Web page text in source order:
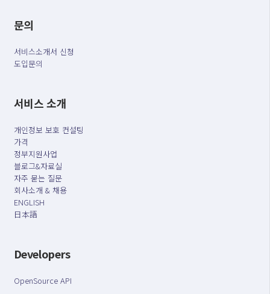
문의
서비스소개서 신청
도입문의
서비스 소개
개인정보 보호 컨설팅
가격
정부지원사업
블로그&자료실
자주 묻는 질문
회사소개 & 채용
ENGLISH
日本語
Developers
OpenSource API